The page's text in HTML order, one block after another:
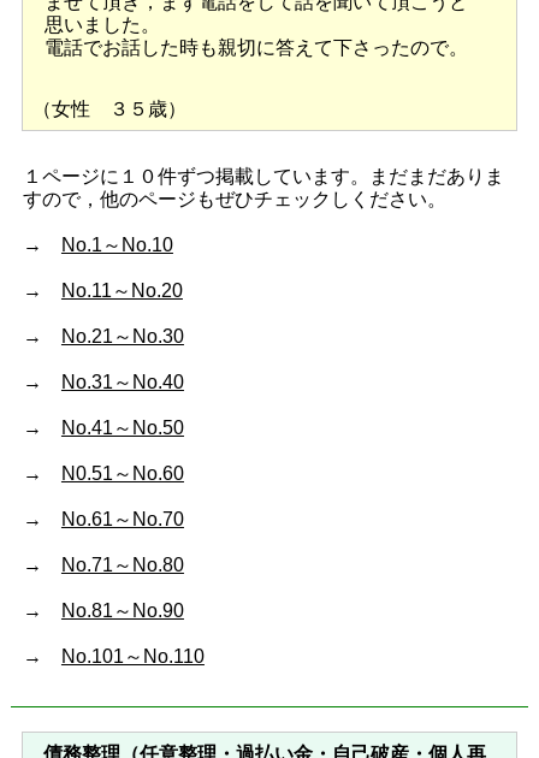
思いました。
電話でお話した時も親切に答えて下さったので。
（女性 ３５歳）
１ページに１０件ずつ掲載しています。まだまだありま
すので，他のページもぜひチェックしください。
→ No.1～No.10
→ No.11～No.20
→ No.21～No.30
→ No.31～No.40
→ No.41～No.50
→ N0.51～No.60
→ No.61～No.70
→ No.71～No.80
→ No.81～No.90
→ No.101～No.110
債務整理（任意整理・過払い金・自己破産・個人再